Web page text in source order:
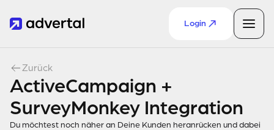
Login
Zurück
ActiveCampaign +
SurveyMonkey Integration
Du möchtest noch näher an Deine Kunden heranrücken und dabei